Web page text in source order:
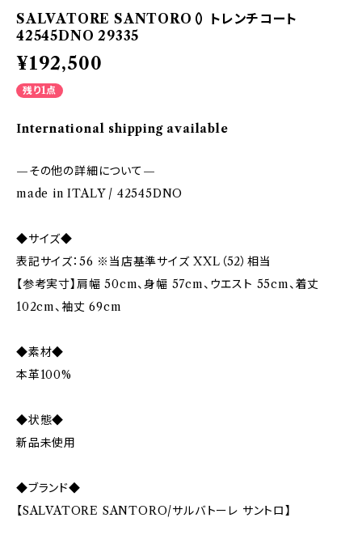
SALVATORE SANTORO（） トレンチコート
42545DNO 29335
¥192,500
残り1点
International shipping available
—その他の詳細について—
made in ITALY / 42545DNO
◆サイズ◆
表記サイズ：56 ※当店基準サイズ XXL（52）相当
【参考実寸】肩幅 50cm、身幅 57cm、ウエスト 55cm、着丈
102cm、袖丈 69cm
◆素材◆
本革100%
◆状態◆
新品未使用
◆ブランド◆
【SALVATORE SANTORO/サルバトーレ サントロ】